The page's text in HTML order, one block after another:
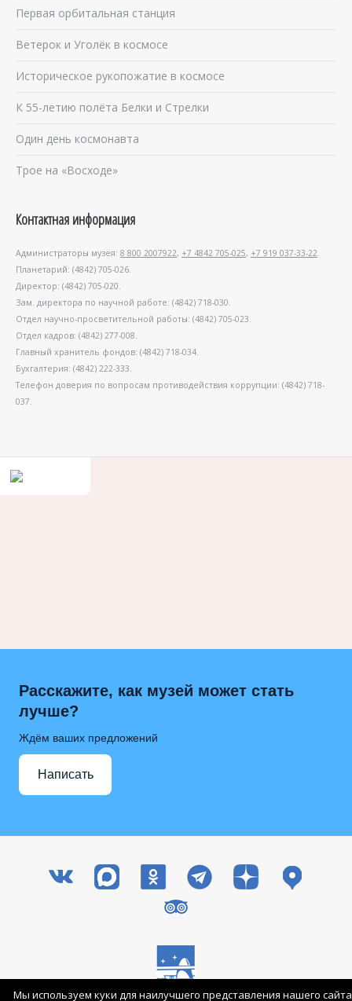
Первая орбитальная станция
Ветерок и Уголёк в космосе
Историческое рукопожатие в космосе
К 55-летию полёта Белки и Стрелки
Один день космонавта
Трое на «Восходе»
Контактная информация
Администраторы музея: 8 800 2007922, +7 4842 705-025, +7 919 037-33-22
Планетарий: (4842) 705-026.
Директор: (4842) 705-020.
Зам. директора по научной работе: (4842) 718-030.
Отдел научно-просветительной работы: (4842) 705-023.
Отдел кадров: (4842) 277-008.
Главный хранитель фондов: (4842) 718-034.
Бухгалтерия: (4842) 222-333.
Телефон доверия по вопросам противодействия коррупции: (4842) 718-
037.
Расскажите, как музей может стать
лучше?
Ждём ваших предложений
Написать
Мы используем куки для наилучшего представления нашего